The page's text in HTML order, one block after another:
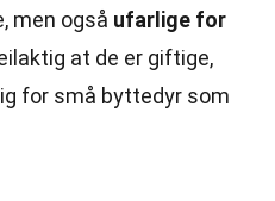
men også ufarlige for
at de er giftige,
for små byttedyr som